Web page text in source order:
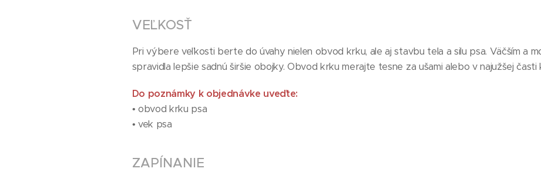
VEĽKOSŤ
Pri výbere veľkosti berte do úvahy nielen obvod krku, ale aj stavbu tela a silu psa. Väčším a
spravidla lepšie sadnú širšie obojky. Obvod krku merajte tesne za ušami alebo v najužšej časti
Do poznámky k objednávke uveďte:
• obvod krku psa
• vek psa
ZAPÍNANIE